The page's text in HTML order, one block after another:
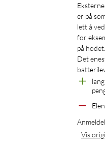
er på
lett å
for
på
Det
Vis